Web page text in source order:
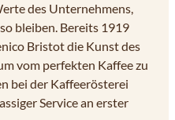
des Unternehmens,
bleiben. Bereits 1919
Bristot die Kunst des
vom perfekten Kaffee zu
bei der Kaffeerösterei
Service an erster